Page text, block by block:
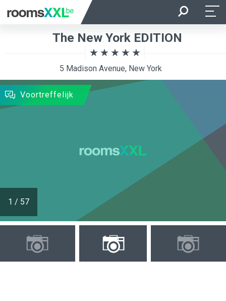
Ligging van de kamer Kamer
ZOEKEN
The New York EDITION
5 Madison Avenue, New York
1 / 57
Voortreffelijk